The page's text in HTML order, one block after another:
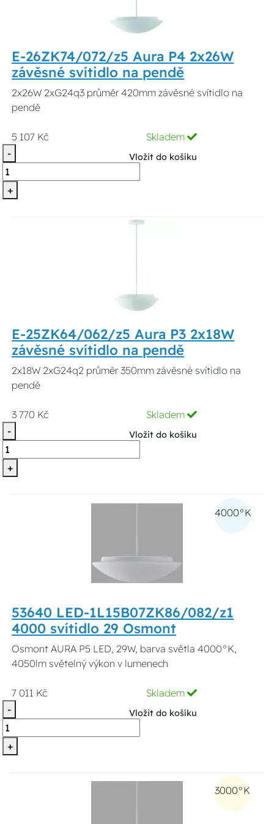
E-26ZK74/072/z5 Aura P4 2x26W
závěsné svítidlo na pendě
2x26W 2xG24q3 průměr 420mm závěsné svítidlo na
pendě
5 107 Kč
Skladem
-
+
Vložit do košíku
E-25ZK64/062/z5 Aura P3 2x18W
závěsné svítidlo na pendě
2x18W 2xG24q2 průměr 350mm závěsné svítidlo na
pendě
3 770 Kč
Skladem
-
+
Vložit do košíku
4000°K
53640 LED-1L15B07ZK86/082/z1
4000 svítidlo 29 Osmont
Osmont AURA P5 LED, 29W, barva světla 4000°K,
4050lm světelný výkon v lumenech
7 011 Kč
Skladem
-
+
Vložit do košíku
3000°K